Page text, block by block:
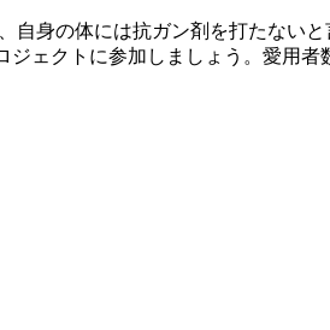
身の体には抗ガン剤を打たない
ェクトに参加しましょう。愛用者